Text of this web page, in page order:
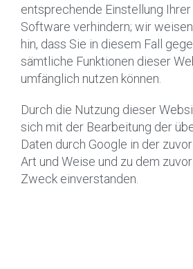
entsprechende Einstellung
Software verhindern; wir
hin, dass Sie in diesem Fall
sämtliche Funktionen dieser
umfänglich nutzen können.
Durch die Nutzung dieser
sich mit der Bearbeitung der
Daten durch Google in der
Art und Weise und zu dem
Zweck einverstanden.